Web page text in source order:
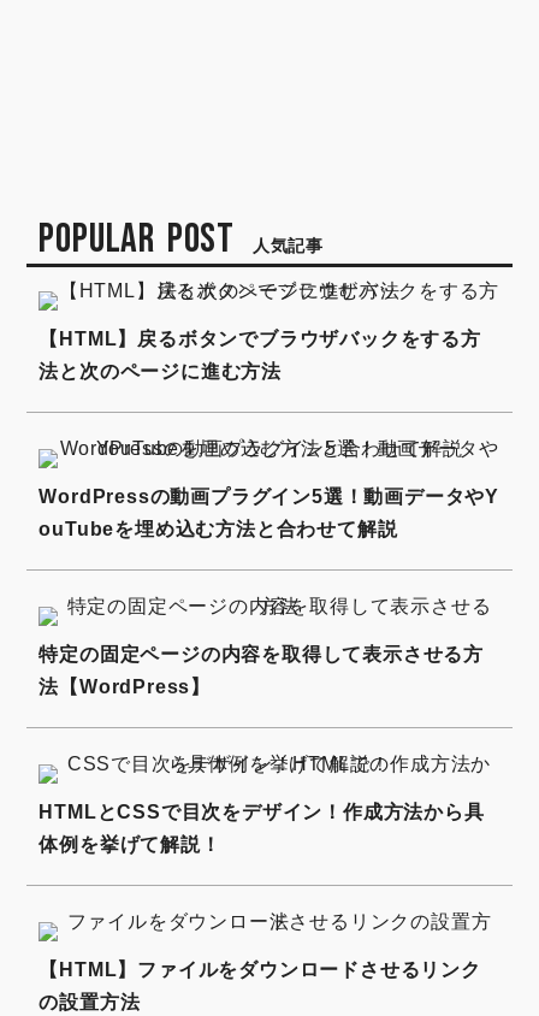
POPULAR POST 人気記事
【HTML】戻るボタンでブラウザバックをする方
法と次のページに進む方法
WordPressの動画プラグイン5選！動画データやY
ouTubeを埋め込む方法と合わせて解説
特定の固定ページの内容を取得して表示させる方
法【WordPress】
HTMLとCSSで目次をデザイン！作成方法から具
体例を挙げて解説！
【HTML】ファイルをダウンロードさせるリンク
の設置方法